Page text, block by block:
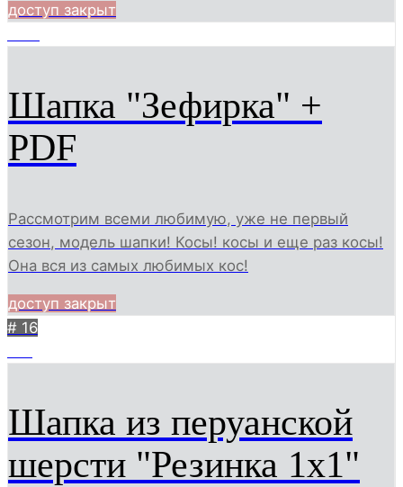
доступ закрыт
Шапка "Зефирка" +
PDF
Рассмотрим всеми любимую, уже не первый
сезон, модель шапки! Косы! косы и еще раз косы!
Она вся из самых любимых кос!
доступ закрыт
# 16
Шапка из перуанской
шерсти "Резинка 1х1"